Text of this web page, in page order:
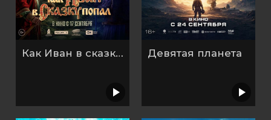
Как Иван в сказку попал Девятая планета